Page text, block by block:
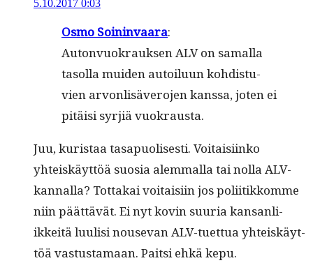
5.10.2017 0:03
Osmo Soin­in­vaara:
Auton­vuokrauk­sen ALV on samal­la
tasol­la muiden autoilu­un kohdis­tu­
vien arvon­lisävero­jen kanssa, joten ei
pitäisi syr­jiä vuokrausta.
Juu, kuris­taa tas­a­puolis­es­ti. Voitaisi­inko
yhteiskäyt­töä suosia alem­mal­la tai nol­la ALV-
kan­nal­la? Tot­takai voitaisi­in jos poli­itikkomme
niin päät­tävät. Ei nyt kovin suuria kansan­li­
ikkeitä luulisi nou­se­van ALV-tuet­tua yhteiskäyt­
töä vas­tus­ta­maan. Pait­si ehkä kepu.